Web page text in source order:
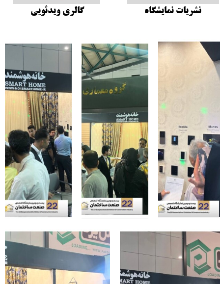
گالری ویدئویی ​نشریات نمایشگاه